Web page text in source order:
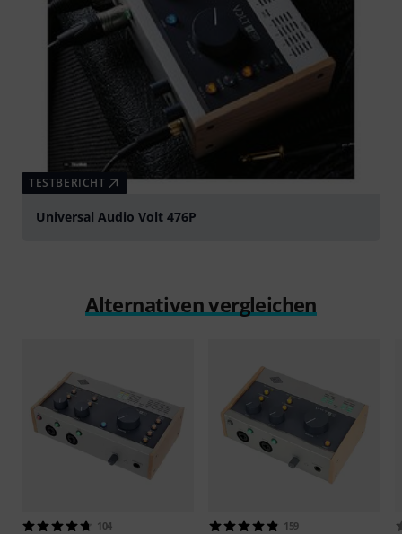
TESTBERICHT
Universal Audio Volt 476P
Alternativen vergleichen
104 159